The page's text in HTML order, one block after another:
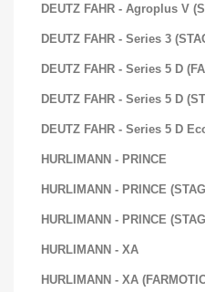
DEUTZ FAHR - Agroplus V
DEUTZ FAHR - Series 3
DEUTZ FAHR - Series 5 D
DEUTZ FAHR - Series 5 D
DEUTZ FAHR - Series 5 D
HURLIMANN - PRINCE
HURLIMANN - PRINCE
HURLIMANN - PRINCE
HURLIMANN - XA
HURLIMANN - XA